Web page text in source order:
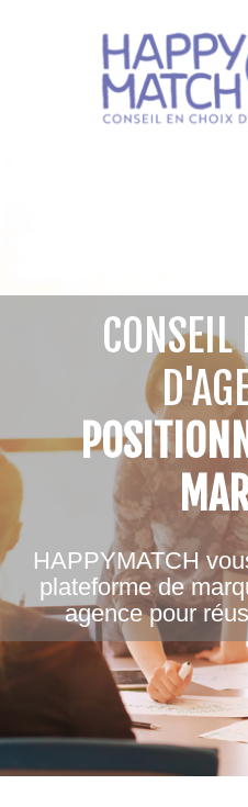
HAPPYMATCH
plateforme de
agence pour